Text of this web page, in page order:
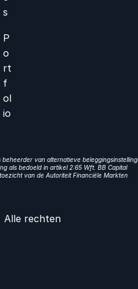
s
P
o
rt
f
ol
io
beheerder van alternatieve
als bedoeld in artikel 2:65 Wft. BB Capital
van de Autoriteit Financiële Markten
Alle rechten